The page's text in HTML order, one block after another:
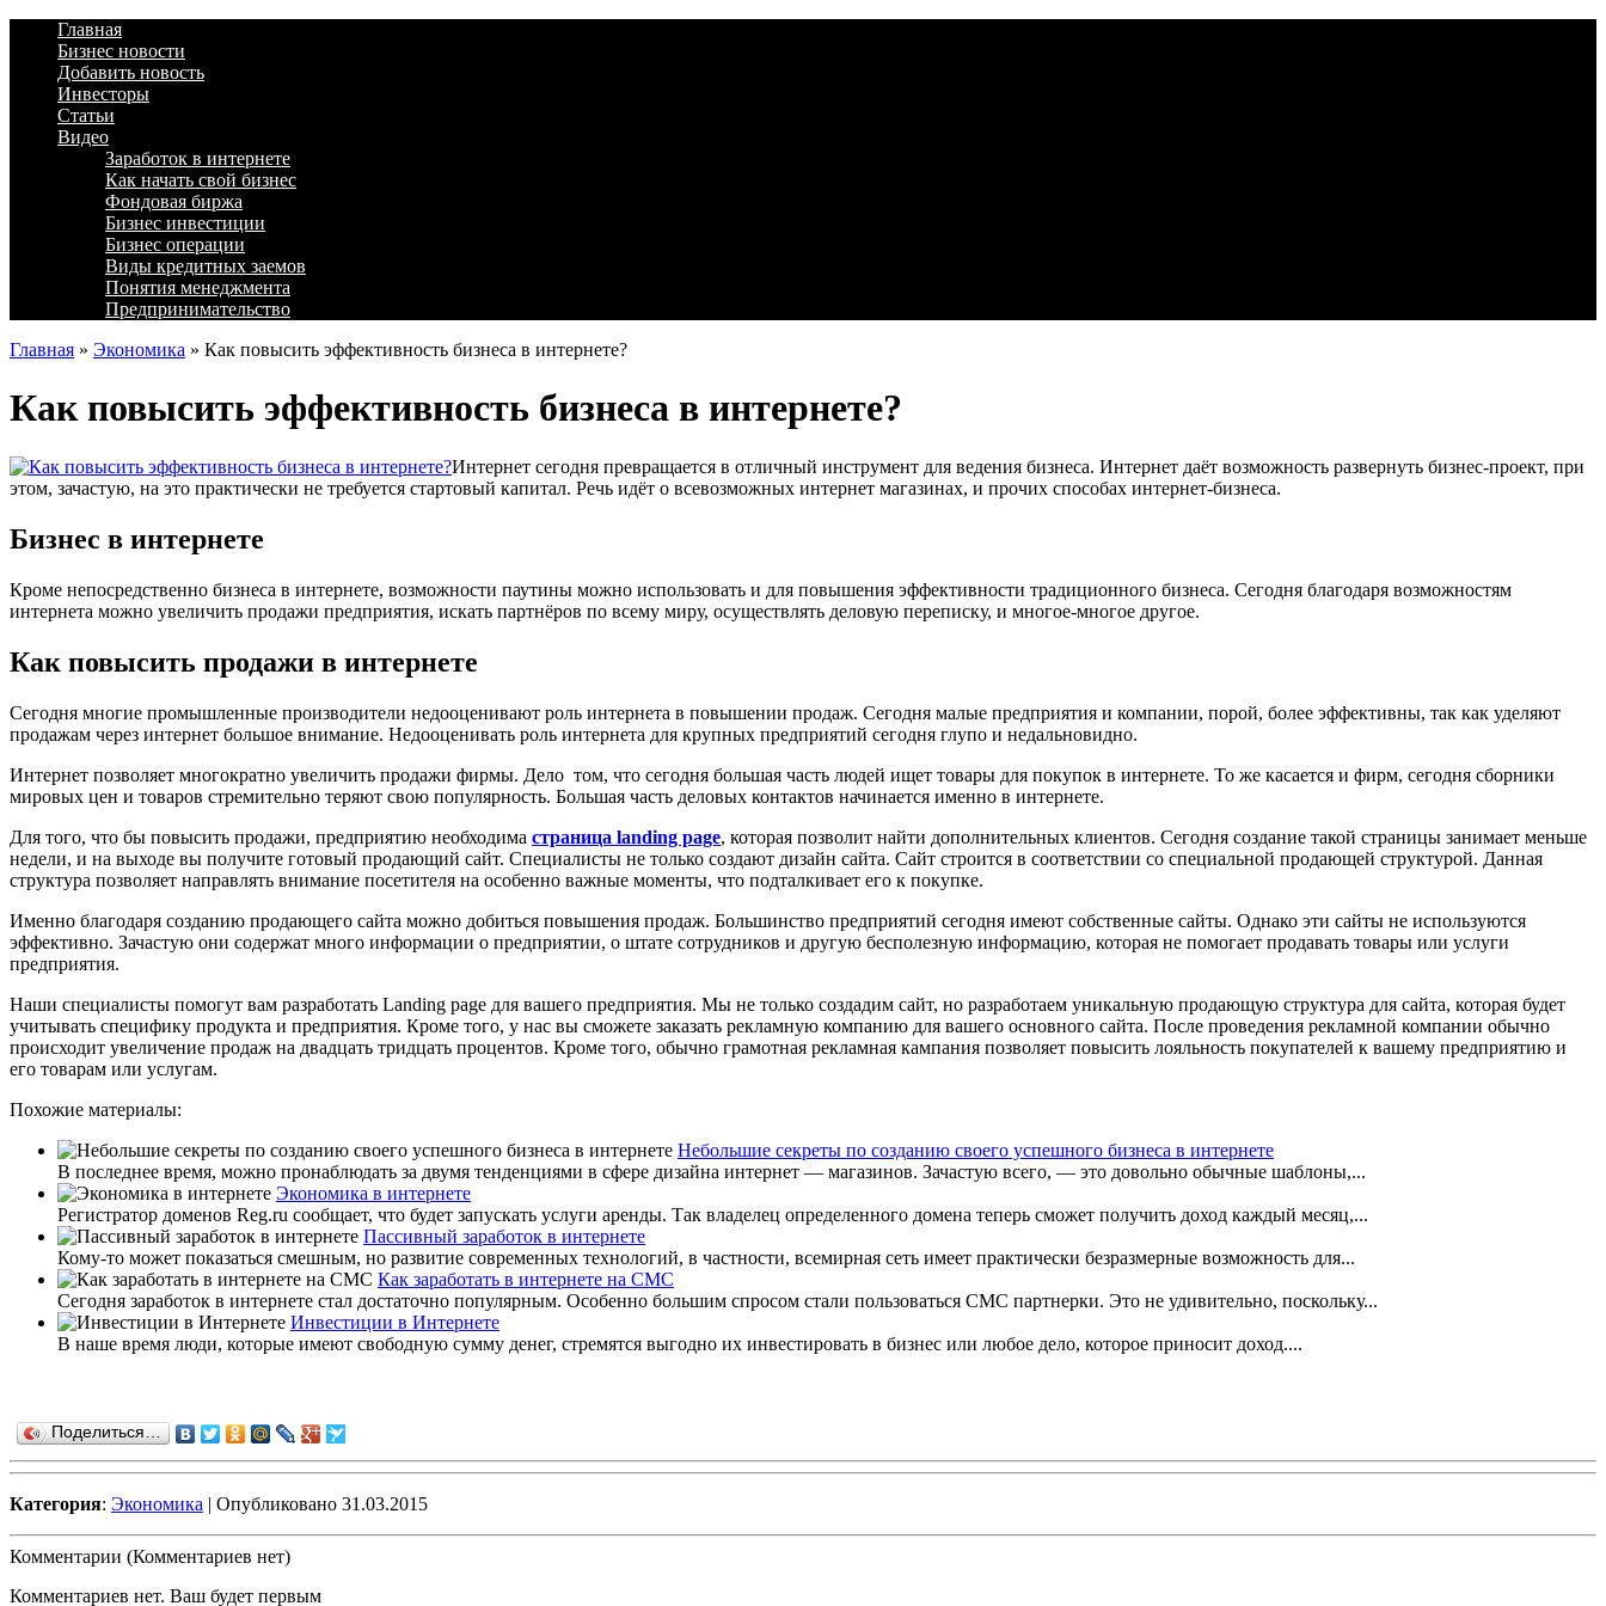
Главная
Бизнес новости
Добавить новость
Инвесторы
Статьи
Видео
Заработок в интернете
Как начать свой бизнес
Фондовая биржа
Бизнес инвестиции
Бизнес операции
Виды кредитных заемов
Понятия менеджмента
Предпринимательство
Главная » Экономика » Как повысить эффективность бизнеса в интернете?
Как повысить эффективность бизнеса в интернете?
Интернет сегодня превращается в отличный инструмент для ведения бизнеса. Интернет даёт возможность развернуть бизнес-проект, при
этом, зачастую, на это практически не требуется стартовый капитал. Речь идёт о всевозможных интернет магазинах, и прочих способах интернет-бизнеса.
Бизнес в интернете
Кроме непосредственно бизнеса в интернете, возможности паутины можно использовать и для повышения эффективности традиционного бизнеса. Сегодня благодаря возможностям
интернета можно увеличить продажи предприятия, искать партнёров по всему миру, осуществлять деловую переписку, и многое-многое другое.
Как повысить продажи в интернете
Сегодня многие промышленные производители недооценивают роль интернета в повышении продаж. Сегодня малые предприятия и компании, порой, более эффективны, так как уделяют
продажам через интернет большое внимание. Недооценивать роль интернета для крупных предприятий сегодня глупо и недальновидно.
Интернет позволяет многократно увеличить продажи фирмы. Дело том, что сегодня большая часть людей ищет товары для покупок в интернете. То же касается и фирм, сегодня сборники
мировых цен и товаров стремительно теряют свою популярность. Большая часть деловых контактов начинается именно в интернете.
Для того, что бы повысить продажи, предприятию необходима страница landing page, которая позволит найти дополнительных клиентов. Сегодня создание такой страницы занимает меньше
недели, и на выходе вы получите готовый продающий сайт. Специалисты не только создают дизайн сайта. Сайт строится в соответствии со специальной продающей структурой. Данная
структура позволяет направлять внимание посетителя на особенно важные моменты, что подталкивает его к покупке.
Именно благодаря созданию продающего сайта можно добиться повышения продаж. Большинство предприятий сегодня имеют собственные сайты. Однако эти сайты не используются
эффективно. Зачастую они содержат много информации о предприятии, о штате сотрудников и другую бесполезную информацию, которая не помогает продавать товары или услуги
предприятия.
Наши специалисты помогут вам разработать Landing page для вашего предприятия. Мы не только создадим сайт, но разработаем уникальную продающую структура для сайта, которая будет
учитывать специфику продукта и предприятия. Кроме того, у нас вы сможете заказать рекламную компанию для вашего основного сайта. После проведения рекламной компании обычно
происходит увеличение продаж на двадцать тридцать процентов. Кроме того, обычно грамотная рекламная кампания позволяет повысить лояльность покупателей к вашему предприятию и
его товарам или услугам.
Похожие материалы:
Небольшие секреты по созданию своего успешного бизнеса в интернете
В последнее время, можно пронаблюдать за двумя тенденциями в сфере дизайна интернет — магазинов. Зачастую всего, — это довольно обычные шаблоны,...
Экономика в интернете
Регистратор доменов Reg.ru сообщает, что будет запускать услуги аренды. Так владелец определенного домена теперь сможет получить доход каждый месяц,...
Пассивный заработок в интернете
Кому-то может показаться смешным, но развитие современных технологий, в частности, всемирная сеть имеет практически безразмерные возможность для...
Как заработать в интернете на СМС
Сегодня заработок в интернете стал достаточно популярным. Особенно большим спросом стали пользоваться СМС партнерки. Это не удивительно, поскольку...
Инвестиции в Интернете
В наше время люди, которые имеют свободную сумму денег, стремятся выгодно их инвестировать в бизнес или любое дело, которое приносит доход....
Поделиться…
Категория: Экономика | Опубликовано 31.03.2015
Комментарии (Комментариев нет)
Комментариев нет. Ваш будет первым